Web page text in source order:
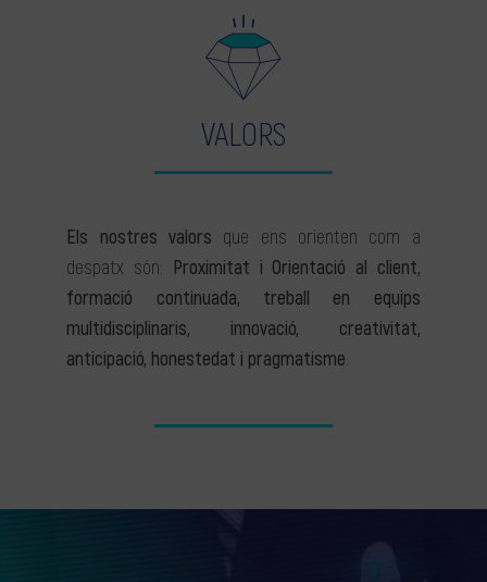
VALORS
Els nostres valors que ens orienten com a
despatx són: Proximitat i Orientació al client,
formació continuada, treball en equips
multidisciplinaris, innovació, creativitat,
anticipació, honestedat i pragmatisme.